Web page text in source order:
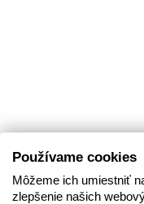
Používame cookies
Môžeme ich umiestniť
zlepšenie našich